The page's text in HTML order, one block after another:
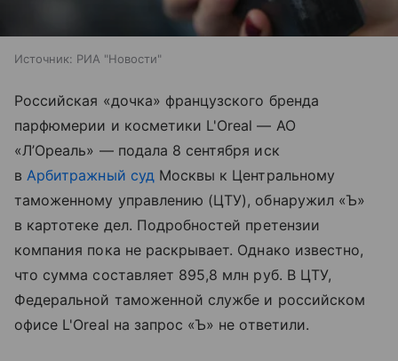
Источник: РИА "Новости"
Российская «дочка» французского бренда
парфюмерии и косметики L'Oreal — АО
«Л’Ореаль» — подала 8 сентября иск
в Арбитражный суд Москвы к Центральному
таможенному управлению (ЦТУ), обнаружил «Ъ»
в картотеке дел. Подробностей претензии
компания пока не раскрывает. Однако известно,
что сумма составляет 895,8 млн руб. В ЦТУ,
Федеральной таможенной службе и российском
офисе L'Oreal на запрос «Ъ» не ответили.